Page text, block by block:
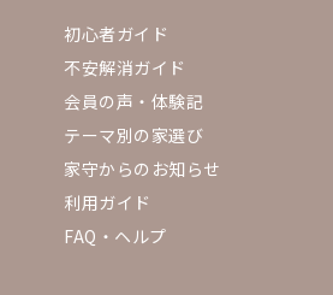
初心者ガイド
不安解消ガイド
会員の声・体験記
テーマ別の家選び
家守からのお知らせ
利用ガイド
FAQ・ヘルプ